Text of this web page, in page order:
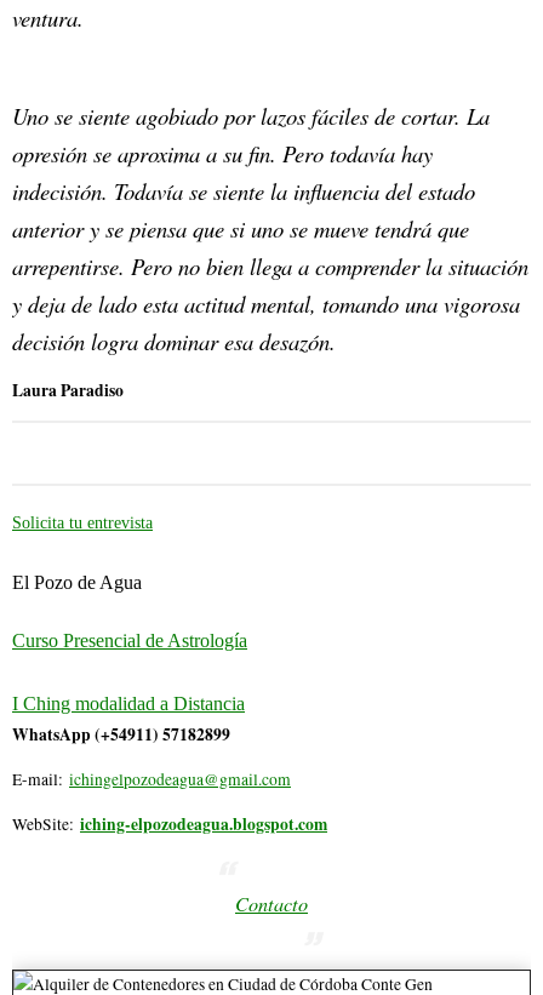
ventura.
Uno se siente agobiado por lazos fáciles de cortar. La
opresión se aproxima a su fin. Pero todavía hay
indecisión. Todavía se siente la influencia del estado
anterior y se piensa que si uno se mueve tendrá que
arrepentirse. Pero no bien llega a comprender la situación
y deja de lado esta actitud mental, tomando una vigorosa
decisión logra dominar esa desazón.
Laura Paradiso
Solicita tu entrevista
El Pozo de Agua
Curso Presencial de Astrología
I Ching modalidad a Distancia
WhatsApp (+54911) 57182899
E-mail: ichingelpozodeagua@gmail.com
WebSite: iching-elpozodeagua.blogspot.com
Contacto